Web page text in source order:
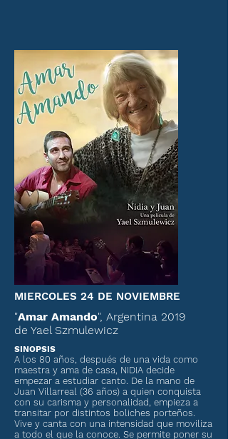
MIERCOLES 24 DE NOVIEMBRE
"Amar Amando", Argentina 2019
de Yael Szmulewicz
SINOPSIS
A los 80 años, después de una vida como
maestra y ama de casa, NIDIA decide
empezar a estudiar canto. De la mano de
Juan Villarreal (36 años) a quien conquista
con su carisma y personalidad, empieza a
transitar por distintos boliches porteños.
Vive y canta con una intensidad que moviliza
a todo el que la conoce. Se permite poner su